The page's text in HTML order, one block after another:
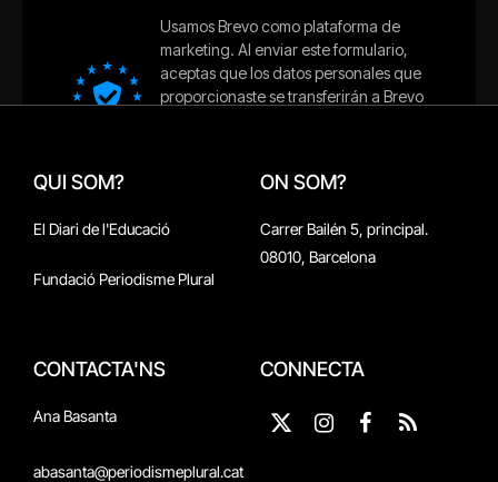
QUI SOM?
El Diari de l'Educació
Fundació Periodisme Plural
ON SOM?
Carrer Bailén 5, principal.
08010, Barcelona
CONTACTA'NS
Ana Basanta
abasanta@periodismeplural.cat
CONNECTA
X
InstagramFacebook
RSS